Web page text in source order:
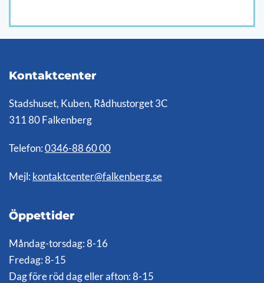
Kontaktcenter
Stadshuset, Kuben, Rådhustorget 3C
311 80 Falkenberg
Telefon: 0346-88 60 00
Mejl: kontaktcenter@falkenberg.se
Öppettider
Måndag-torsdag: 8-16
Fredag: 8-15
Dag före röd dag eller afton: 8-15